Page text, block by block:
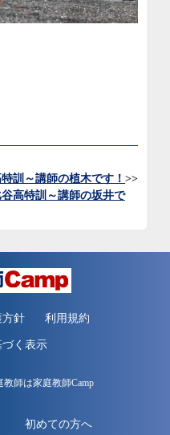
訓～講師の植木です！>>
高特訓～講師の坂井で
方針 利用規約
く表示
教師は家庭教師Camp
初めての方へ